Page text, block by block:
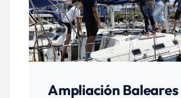
Ampliación Baleares